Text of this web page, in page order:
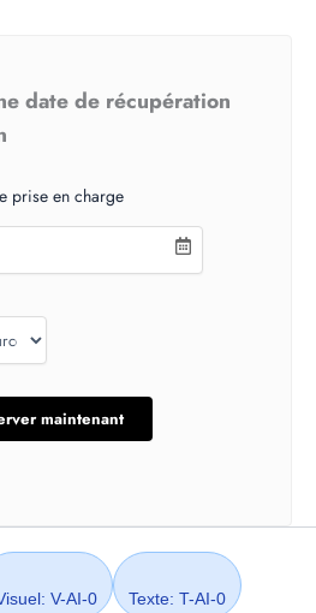
date de récupération
prise en charge
V-AI-0 Texte: T-AI-0